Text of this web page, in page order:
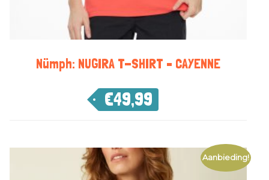
Nümph: NUGIRA T-SHIRT – CAYENNE
€49,99
Aanbieding!